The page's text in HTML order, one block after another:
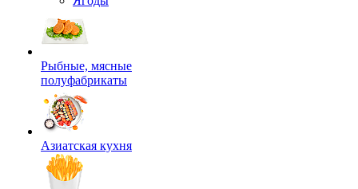
Рыбные, мясные
полуфабрикаты
Азиатская кухня